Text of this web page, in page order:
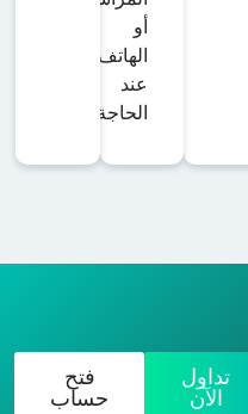
الهاتف
عند
الحاجة.
تداول
الآن
فتح
حساب